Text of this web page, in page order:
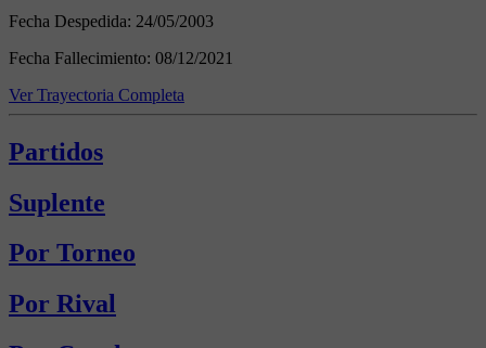
Fecha Despedida: 24/05/2003
Fecha Fallecimiento: 08/12/2021
Ver Trayectoria Completa
Partidos
Suplente
Por Torneo
Por Rival